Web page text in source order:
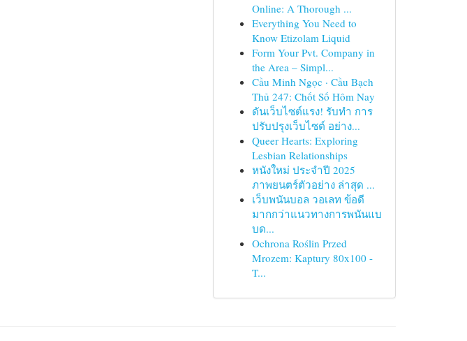
Online: A Thorough ...
Everything You Need to
Know Etizolam Liquid
Form Your Pvt. Company in
the Area – Simpl...
Cầu Minh Ngọc · Cầu Bạch
Thủ 247: Chốt Số Hôm Nay
ดันเว็บไซต์แรง! รับทำ การ
ปรับปรุงเว็บไซต์ อย่าง...
Queer Hearts: Exploring
Lesbian Relationships
หนังใหม่ ประจำปี 2025
ภาพยนตร์ตัวอย่าง ล่าสุด ...
เว็บพนันบอล วอเลท ข้อดี
มากกว่าแนวทางการพนันแบ
บด...
Ochrona Roślin Przed
Mrozem: Kaptury 80x100 -
T...